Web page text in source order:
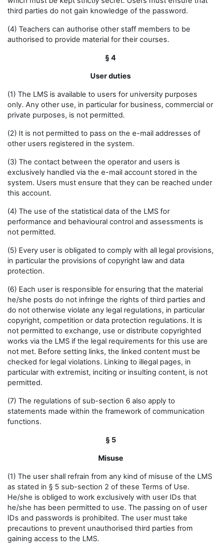
third parties do not gain knowledge of the password.
(4) Teachers can authorise other staff members to be
authorised to provide material for their courses.
§ 4
User duties
(1) The LMS is available to users for university purposes
only. Any other use, in particular for business, commercial or
private purposes, is not permitted.
(2) It is not permitted to pass on the e-mail addresses of
other users registered in the system.
(3) The contact between the operator and users is
exclusively handled via the e-mail account stored in the
system. Users must ensure that they can be reached under
this account.
(4) The use of the statistical data of the LMS for
performance and behavioural control and assessments is
not permitted.
(5) Every user is obligated to comply with all legal provisions,
in particular the provisions of copyright law and data
protection.
(6) Each user is responsible for ensuring that the material
he/she posts do not infringe the rights of third parties and
do not otherwise violate any legal regulations, in particular
copyright, competition or data protection regulations. It is
not permitted to exchange, use or distribute copyrighted
works via the LMS if the legal requirements for this use are
not met. Before setting links, the linked content must be
checked for legal violations. Linking to illegal pages, in
particular with extremist, inciting or insulting content, is not
permitted.
(7) The regulations of sub-section 6 also apply to
statements made within the framework of communication
functions.
§ 5
Misuse
(1) The user shall refrain from any kind of misuse of the LMS
as stated in § 5 sub-section 2 of these Terms of Use.
He/she is obliged to work exclusively with user IDs that
he/she has been permitted to use. The passing on of user
IDs and passwords is prohibited. The user must take
precautions to prevent unauthorised third parties from
gaining access to the LMS.